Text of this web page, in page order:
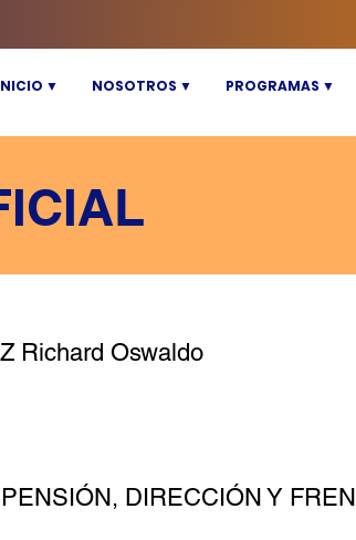
▼ NOSOTROS ▼ PROGRAMAS ▼
Richard Oswaldo
DIRECCIÓN Y